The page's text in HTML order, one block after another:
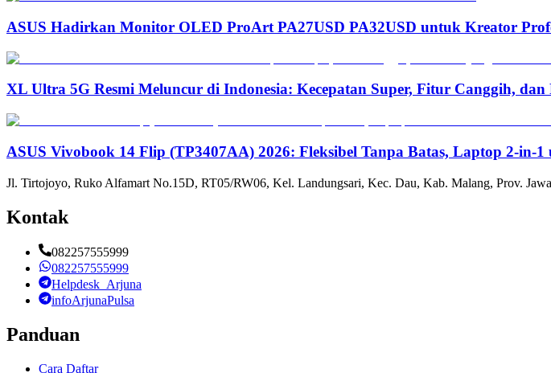
ASUS Hadirkan Monitor OLED ProArt PA27USD PA32USD untuk Kreator
XL Ultra 5G Resmi Meluncur di Indonesia: Kecepatan Super, Fitur Canggih,
ASUS Vivobook 14 Flip (TP3407AA) 2026: Fleksibel Tanpa Batas, Laptop 2-in-
Jl. Tirtojoyo, Ruko Alfamart No.15D, RT05/RW06, Kel. Landungsari, Kec. Dau, Kab. Malang, Prov.
Kontak
082257555999
082257555999
Helpdesk_Arjuna
infoArjunaPulsa
Panduan
Cara Daftar